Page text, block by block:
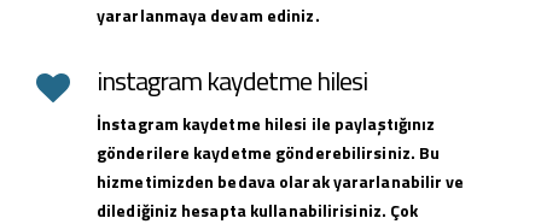
yararlanmaya devam ediniz.
instagram kaydetme hilesi
İnstagram kaydetme hilesi ile paylaştığınız
gönderilere kaydetme gönderebilirsiniz. Bu
hizmetimizden bedava olarak yararlanabilir ve
dilediğiniz hesapta kullanabilirisiniz. Çok